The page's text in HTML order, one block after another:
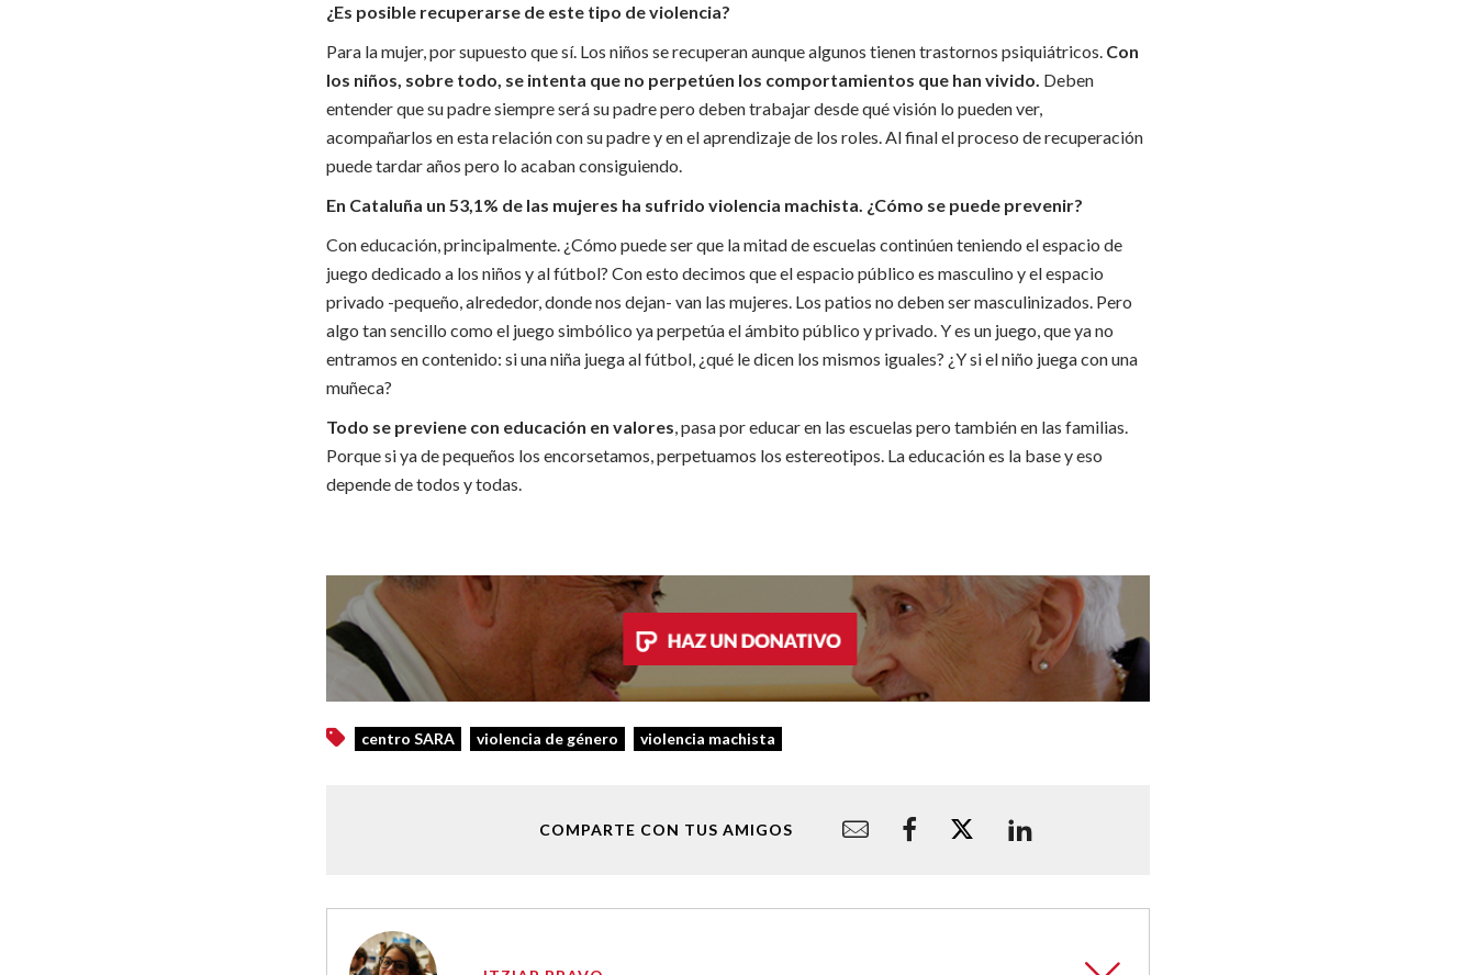
¿Es posible recuperarse de este tipo de violencia?
Para la mujer, por supuesto que sí. Los niños se recuperan aunque algunos tienen trastornos psiquiátricos. Con
los niños, sobre todo, se intenta que no perpetúen los comportamientos que han vivido. Deben
entender que su padre siempre será su padre pero deben trabajar desde qué visión lo pueden ver,
acompañarlos en esta relación con su padre y en el aprendizaje de los roles. Al final el proceso de recuperación
puede tardar años pero lo acaban consiguiendo.
En Cataluña un 53,1% de las mujeres ha sufrido violencia machista. ¿Cómo se puede prevenir?
Con educación, principalmente. ¿Cómo puede ser que la mitad de escuelas continúen teniendo el espacio de
juego dedicado a los niños y al fútbol? Con esto decimos que el espacio público es masculino y el espacio
privado -pequeño, alrededor, donde nos dejan- van las mujeres. Los patios no deben ser masculinizados. Pero
algo tan sencillo como el juego simbólico ya perpetúa el ámbito público y privado. Y es un juego, que ya no
entramos en contenido: si una niña juega al fútbol, ¿qué le dicen los mismos iguales? ¿Y si el niño juega con una
muñeca?
Todo se previene con educación en valores, pasa por educar en las escuelas pero también en las familias.
Porque si ya de pequeños los encorsetamos, perpetuamos los estereotipos. La educación es la base y eso
depende de todos y todas.
centro SARA violencia de género violencia machista
COMPARTE CON TUS AMIGOS